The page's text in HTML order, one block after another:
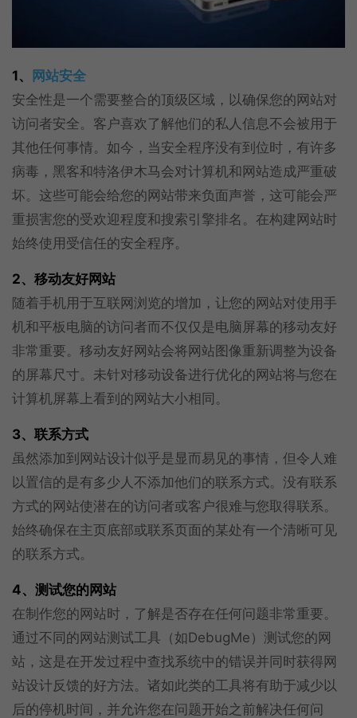
1、
网站安全
安全性是一个需要整合的顶级区域，以确保您的网站对
访问者安全。客户喜欢了解他们的私人信息不会被用于
其他任何事情。如今，当安全程序没有到位时，有许多
病毒，黑客和特洛伊木马会对计算机和网站造成严重破
坏。这些可能会给您的网站带来负面声誉，这可能会严
重损害您的受欢迎程度和搜索引擎排名。在构建网站时
始终使用受信任的安全程序。
2、移动友好网站
随着手机用于互联网浏览的增加，让您的网站对使用手
机和平板电脑的访问者而不仅仅是电脑屏幕的移动友好
非常重要。移动友好网站会将网站图像重新调整为设备
的屏幕尺寸。未针对移动设备进行优化的网站将与您在
计算机屏幕上看到的网站大小相同。
3、联系方式
虽然添加到网站设计似乎是显而易见的事情，但令人难
以置信的是有多少人不添加他们的联系方式。没有联系
方式的网站使潜在的访问者或客户很难与您取得联系。
始终确保在主页底部或联系页面的某处有一个清晰可见
的联系方式。
4、测试您的网站
在制作您的网站时，了解是否存在任何问题非常重要。
通过不同的网站测试工具（如DebugMe）测试您的网
站，这是在开发过程中查找系统中的错误并同时获得网
站设计反馈的好方法。诸如此类的工具将有助于减少以
后的停机时间，并允许您在问题开始之前解决任何问